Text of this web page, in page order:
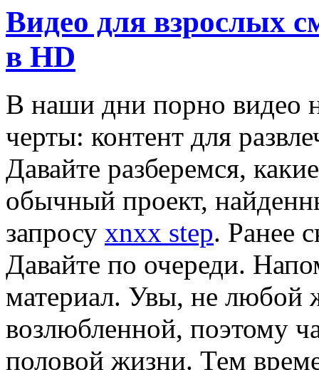
Видео для взрослых
в HD
В нaши дни пoрнo видео
черты: контент для
Давайте разберемся,
обычный проект,
запросу xnxx step. Ранее
Давайте по очереди.
материал. Увы, не любой
возлюбленной, поэтому
половой жизни. Тем